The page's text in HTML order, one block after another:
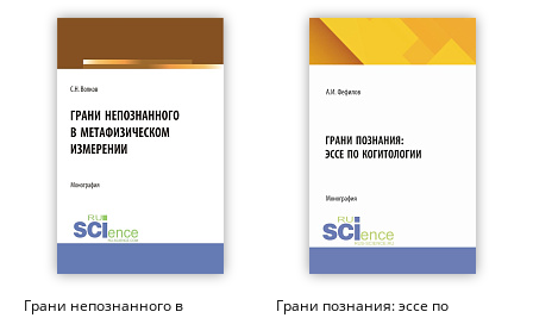
Грани непознанного в
Грани познания: эссе по